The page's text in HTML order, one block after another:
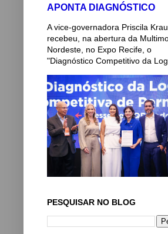
APONTA DIAGNÓSTICO
A vice-governadora Priscila
recebeu, na abertura da
Nordeste, no Expo Recife, o
"Diagnóstico Competitivo da
PESQUISAR NO BLOG